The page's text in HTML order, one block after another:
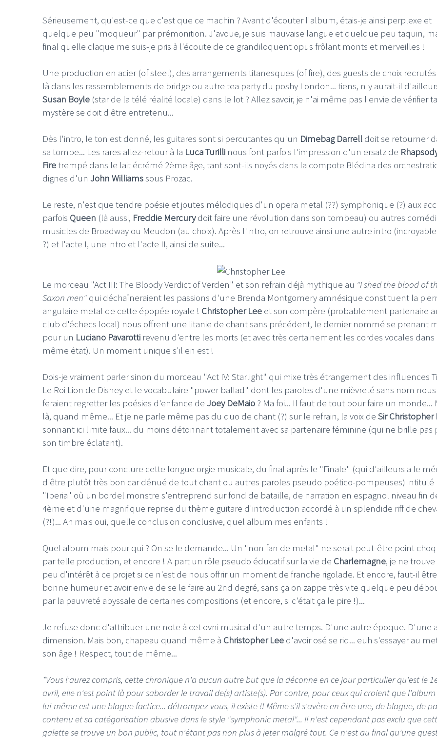
Sérieusement, qu'est-ce que c'est que ce machin ? Avant d'écouter l'album, étais-je ainsi perplexe et
quelque peu "moqueur" par prémonition. J'avoue, je suis mauvaise langue et quelque peu taquin,
final quelle claque me suis-je pris à l'écoute de ce grandiloquent opus frôlant monts et merveilles !
Une production en acier (of steel), des arrangements titanesques (of fire), des guests de choix
là dans les rassemblements de bridge ou autre tea party du poshy London... tiens, n'y aurait-il
Susan Boyle (star de la télé réalité locale) dans le lot ? Allez savoir, je n'ai même pas l'envie de vérifier
mystère se doit d'être entretenu...
Dès l'intro, le ton est donné, les guitares sont si percutantes qu'un Dimebag Darrell doit se retourner
sa tombe... Les rares allez-retour à la Luca Turilli nous font parfois l'impression d'un ersatz de
Firetrempé dans le lait écrémé 2ème âge, tant sont-ils noyés dans la compote Blédina des
dignes d'un John Williamssous Prozac.
Le reste, n'est que tendre poésie et joutes mélodiques d'un opera metal (??) symphonique (?) aux
parfois Queen (là aussi, Freddie Mercurydoit faire une révolution dans son tombeau) ou autres
musicles de Broadway ou Meudon (au choix). Après l'intro, on retrouve ainsi une autre intro
?) et l'acte I, une intro et l'acte II, ainsi de suite...
Le morceau "Act III: The Bloody Verdict of Verden" et son refrain déjà mythique au "I shed the blood of
Saxon men" qui déchaîneraient les passions d'une Brenda Montgomery amnésique constituent la
angulaire metal de cette épopée royale ! Christopher Lee et son compère (probablement partenaire
club d'échecs local) nous offrent une litanie de chant sans précédent, le dernier nommé se prenant
pour un Luciano Pavarotti revenu d'entre les morts (et avec très certainement les cordes vocales dans
même état). Un moment unique s'il en est !
Dois-je vraiment parler sinon du morceau "Act IV: Starlight" qui mixe très étrangement des influences
Le Roi Lion de Disney et le vocabulaire "power ballad" dont les paroles d'une mièvreté sans nom nous
feraient regretter les poésies d'enfance de Joey DeMaio ? Ma foi... Il faut de tout pour faire un monde...
là, quand même... Et je ne parle même pas du duo de chant (?) sur le refrain, la voix de Sir Christopher
sonnant ici limite faux... du moins détonnant totalement avec sa partenaire féminine (qui ne brille pas
son timbre éclatant).
Et que dire, pour conclure cette longue orgie musicale, du final après le "Finale" (qui d'ailleurs a le
d'être plutôt très bon car dénué de tout chant ou autres paroles pseudo poético-pompeuses) intitulé
"Iberia" où un bordel monstre s'entreprend sur fond de bataille, de narration en espagnol niveau fin
4ème et d'une magnifique reprise du thème guitare d'introduction accordé à un splendide riff de
(?!)... Ah mais oui, quelle conclusion conclusive, quel album mes enfants !
Quel album mais pour qui ? On se le demande... Un "non fan de metal" ne serait peut-être point
par telle production, et encore ! A part un rôle pseudo éducatif sur la vie de Charlemagne, je ne
peu d'intérêt à ce projet si ce n'est de nous offrir un moment de franche rigolade. Et encore, faut-il
bonne humeur et avoir envie de se le faire au 2nd degré, sans ça on zappe très vite quelque peu
par la pauvreté abyssale de certaines compositions (et encore, si c'était ça le pire !)...
Je refuse donc d'attribuer une note à cet ovni musical d'un autre temps. D'une autre époque. D'une
dimension. Mais bon, chapeau quand même à Christopher Lee d'avoir osé se rid... euh s'essayer au
son âge ! Respect, tout de même...
*Vous l'aurez compris, cette chronique n'a aucun autre but que la déconne en ce jour particulier qu'est le
avril, elle n'est point là pour saborder le travail de(s) artiste(s). Par contre, pour ceux qui croient que l'album
lui-même est une blague factice... détrompez-vous, il existe !! Même s'il s'avère en être une, de blague, de
contenu et sa catégorisation abusive dans le style "symphonic metal"... Il n'est cependant pas exclu que
galette se trouve un bon public, tout n'étant pas non plus à jeter malgré tout. Ce n'est au final qu'une
LE GROS RIFFIFI –
Christmas Riffifi 2025 !!!
LE GROS RIFFIFI –
The Covers !!!